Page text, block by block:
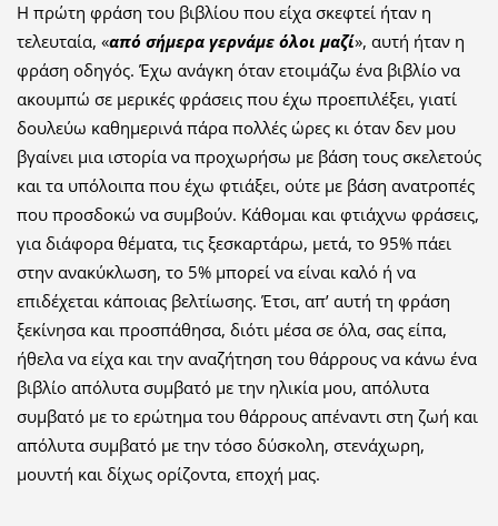
Η πρώτη φράση του βιβλίου που είχα σκεφτεί ήταν η
τελευταία, «από σήμερα γερνάμε όλοι μαζί», αυτή ήταν η
φράση οδηγός. Έχω ανάγκη όταν ετοιμάζω ένα βιβλίο να
ακουμπώ σε μερικές φράσεις που έχω προεπιλέξει, γιατί
δουλεύω καθημερινά πάρα πολλές ώρες κι όταν δεν μου
βγαίνει μια ιστορία να προχωρήσω με βάση τους σκελετούς
και τα υπόλοιπα που έχω φτιάξει, ούτε με βάση ανατροπές
που προσδοκώ να συμβούν. Κάθομαι και φτιάχνω φράσεις,
για διάφορα θέματα, τις ξεσκαρτάρω, μετά, το 95% πάει
στην ανακύκλωση, το 5% μπορεί να είναι καλό ή να
επιδέχεται κάποιας βελτίωσης. Έτσι, απ’ αυτή τη φράση
ξεκίνησα και προσπάθησα, διότι μέσα σε όλα, σας είπα,
ήθελα να είχα και την αναζήτηση του θάρρους να κάνω ένα
βιβλίο απόλυτα συμβατό με την ηλικία μου, απόλυτα
συμβατό με το ερώτημα του θάρρους απέναντι στη ζωή και
απόλυτα συμβατό με την τόσο δύσκολη, στενάχωρη,
μουντή και δίχως ορίζοντα, εποχή μας.